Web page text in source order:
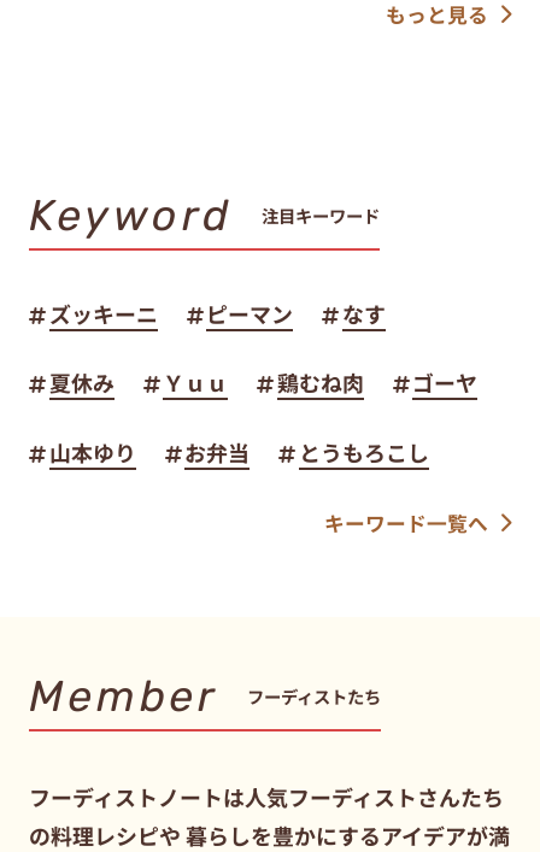
もっと見る
Keyword 注目キーワード
ズッキーニ ピーマン なす
夏休み Ｙｕｕ 鶏むね肉 ゴーヤ
山本ゆり お弁当 とうもろこし
キーワード一覧へ
Member フーディストたち
フーディストノートは人気フーディストさんたち
の料理レシピや暮らしを豊かにするアイデアが満